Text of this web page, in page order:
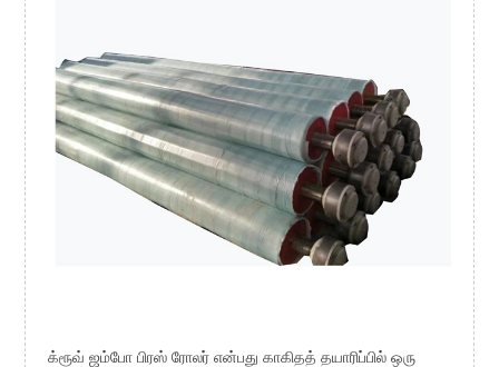
க்ரூவ் ஜம்போ பிரஸ் ரோலர் என்பது காகிதத் தயாரிப்பில் ஒரு